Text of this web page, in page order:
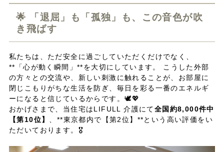
🌟 「退屈」も「孤独」も、この音色が吹
き飛ばす
私たちは、ただ安全に過ごしていただくだけでなく、
**「心が動く瞬間」**を大切にしています。 こうした外部
の方々との交流や、新しい刺激に触れることが、お部屋に
閉じこもりがちな生活を防ぎ、毎日を彩る一番のエネルギ
ーになると信じているからです。🕊️💖
おかげさまで、当住宅はLIFULL 介護にて全国約8,000件中
【第10位】 、**東京都内で【第2位】**という高い評価をい
ただいております。🎖️